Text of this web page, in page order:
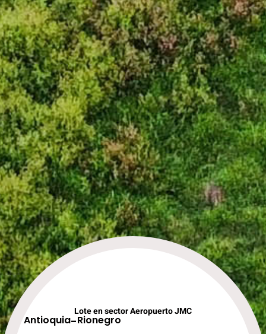
Lote en sector Aeropuerto JMC
Antioquia-Rionegro